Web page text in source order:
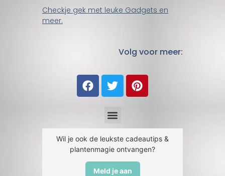
Checkje gek met leuke Gadgets en
meer.
Volg voor meer:
Wil je ook de leukste cadeautips &
plantenmagie ontvangen?
Meld je aan